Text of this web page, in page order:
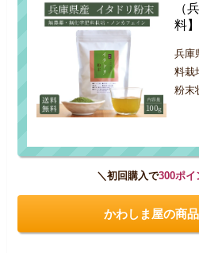
（
料
兵庫
料栽
粉末
＼初回購入で300ポイ
かわしま屋の商